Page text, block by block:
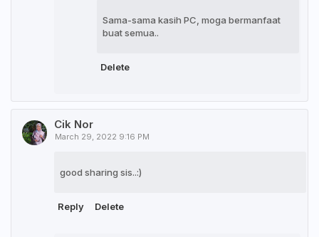
Sama-sama kasih PC, moga bermanfaat
buat semua..
Delete
Cik Nor
March 29, 2022 9:16 PM
good sharing sis..:)
Reply Delete